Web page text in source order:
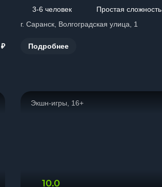
₽
3-6 человек
Простая сложность
г. Саранск, Волгоградская улица, 1
Подробнее
Экшн-игры, 16+
10.0